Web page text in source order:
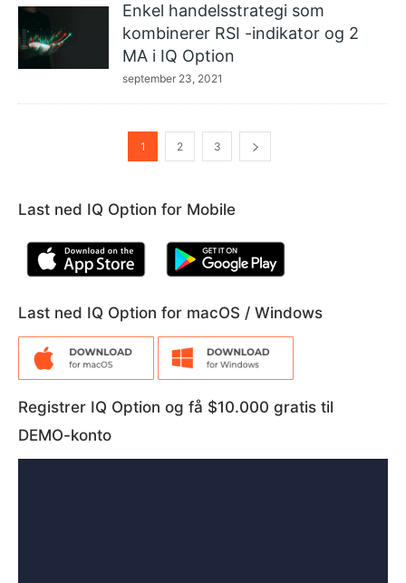
Enkel handelsstrategi som
kombinerer RSI -indikator og 2
MA i IQ Option
september 23, 2021
1 2 3
Last ned IQ Option for Mobile
Last ned IQ Option for macOS / Windows
Registrer IQ Option og få $10.000 gratis til
DEMO-konto